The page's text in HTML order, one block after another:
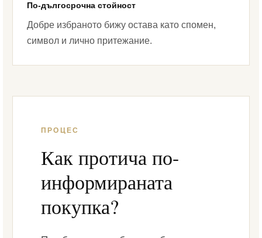
По-дългосрочна стойност
Добре избраното бижу остава като спомен,
символ и лично притежание.
ПРОЦЕС
Как протича по-
информираната
покупка?